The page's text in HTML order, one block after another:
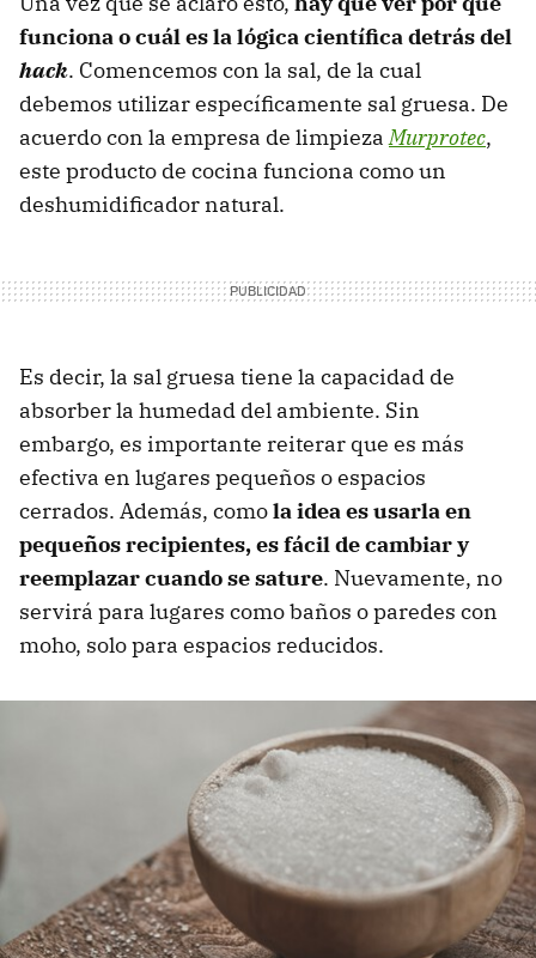
funciona o cuál es la lógica científica detrás del
hack. Comencemos con la sal, de la cual
debemos utilizar específicamente sal gruesa. De
acuerdo con la empresa de limpiezaMurprotec,
este producto de cocina funciona como un
deshumidificador natural.
Es decir, la sal gruesa tiene la capacidad de
absorber la humedad del ambiente. Sin
embargo, es importante reiterar que es más
efectiva en lugares pequeños o espacios
cerrados. Además, comola idea es usarla en
pequeños recipientes, es fácil de cambiar y
reemplazar cuando se sature. Nuevamente, no
servirá para lugares como baños o paredes con
moho, solo para espacios reducidos.